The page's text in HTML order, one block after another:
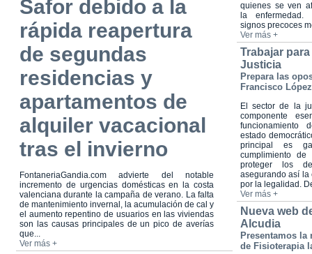
Safor debido a la
rápida reapertura
de segundas
residencias y
apartamentos de
alquiler vacacional
tras el invierno
FontaneriaGandia.com advierte del notable
incremento de urgencias domésticas en la costa
valenciana durante la campaña de verano. La falta
de mantenimiento invernal, la acumulación de cal y
el aumento repentino de usuarios en las viviendas
son las causas principales de un pico de averías
que...
Ver más +
quienes se ven
la enfermedad.
signos precoces
Ver más +
Trabajar
Justicia
Prepara las
Francisco López
El sector de la
componente
funcionamiento
estado
principal es
cumplimiento
proteger los
asegurando así la
por la legalidad.
Ver más +
Nueva web
Alcudia
Presentamos la
de Fisioterapia